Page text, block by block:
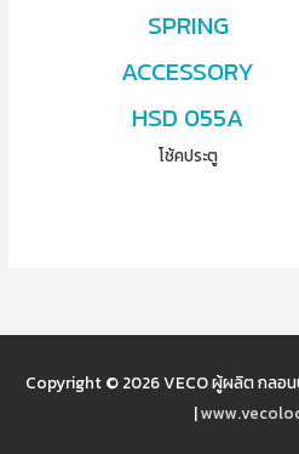
SPRING
ACCESSORY
HSD 055A
โช้คประตู
Copyright © 2026VECO ผู้ผลิต กลอ
|